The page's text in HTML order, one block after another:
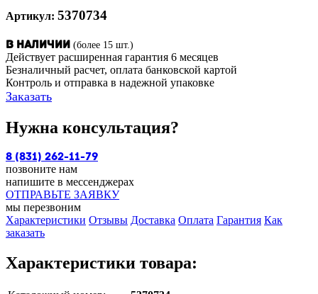
Артикул: 5370734
В наличии (более 15 шт.)
Действует расширенная гарантия 6 месяцев
Безналичный расчет, оплата банковской картой
Контроль и отправка в надежной упаковке
Заказать
Нужна консультация?
8 (831) 262-11-79
позвоните нам
напишите в мессенджерах
ОТПРАВЬТЕ ЗАЯВКУ
мы перезвоним
Характеристики Отзывы Доставка Оплата Гарантия Как
заказать
Характеристики товара: